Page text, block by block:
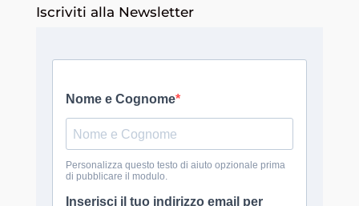
Iscriviti alla Newsletter